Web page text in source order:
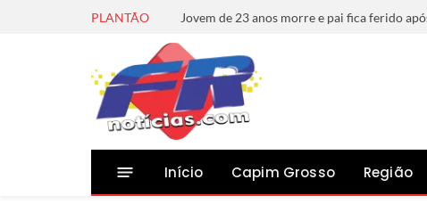
PLANTÃO
Início Capim Grosso Região